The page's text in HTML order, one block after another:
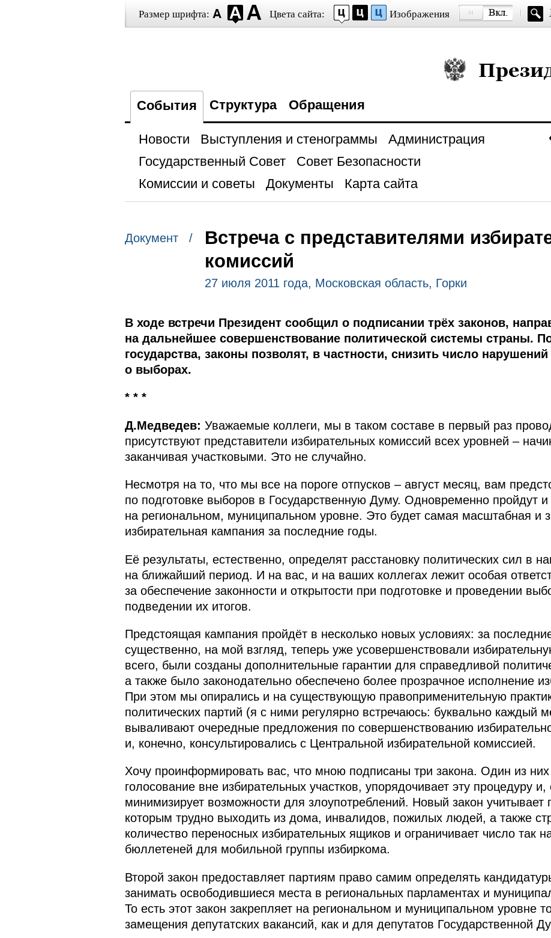
Размер шрифта: Цвета сайта: Изображения
Президент России
События Структура Обращения
Новости Выступления и стенограммы
Администрация
Государственный Совет
Совет Безопасности
Комиссии и советы
Документы Карта сайта
Документ /
Встреча с представителями
комиссий
27 июля 2011 года, Московская область, Горки
В ходе встречи Президент сообщил о подписании трёх законов,
на дальнейшее совершенствование политической системы страны.
государства, законы позволят, в частности, снизить число
о выборах.
* * *
Д.Медведев: Уважаемые коллеги, мы в таком составе в первый раз
присутствуют представители избирательных комиссий всех уровней –
заканчивая участковыми. Это не случайно.
Несмотря на то, что мы все на пороге отпусков – август месяц, вам
по подготовке выборов в Государственную Думу. Одновременно пройдут
на региональном, муниципальном уровне. Это будет самая масштабная и
избирательная кампания за последние годы.
Её результаты, естественно, определят расстановку политических сил в
на ближайший период. И на вас, и на ваших коллегах лежит особая
за обеспечение законности и открытости при подготовке и проведении
подведении их итогов.
Предстоящая кампания пройдёт в несколько новых условиях: за
существенно, на мой взгляд, теперь уже усовершенствовали
всего, были созданы дополнительные гарантии для справедливой
а также было законодательно обеспечено более прозрачное исполнение
При этом мы опирались и на существующую правоприменительную
политических партий (я с ними регулярно встречаюсь: буквально каждый
вываливают очередные предложения по совершенствованию
и, конечно, консультировались с Центральной избирательной комиссией.
Хочу проинформировать вас, что мною подписаны три закона. Один из них
голосование вне избирательных участков, упорядочивает эту процедуру
минимизирует возможности для злоупотреблений. Новый закон учитывает
которым трудно выходить из дома, инвалидов, пожилых людей, а также
количество переносных избирательных ящиков и ограничивает число так
бюллетеней для мобильной группы избиркома.
Второй закон предоставляет партиям право самим определять
занимать освободившиеся места в региональных парламентах и
То есть этот закон закрепляет на региональном и муниципальном уровне
замещения депутатских вакансий, как и для депутатов Государственной